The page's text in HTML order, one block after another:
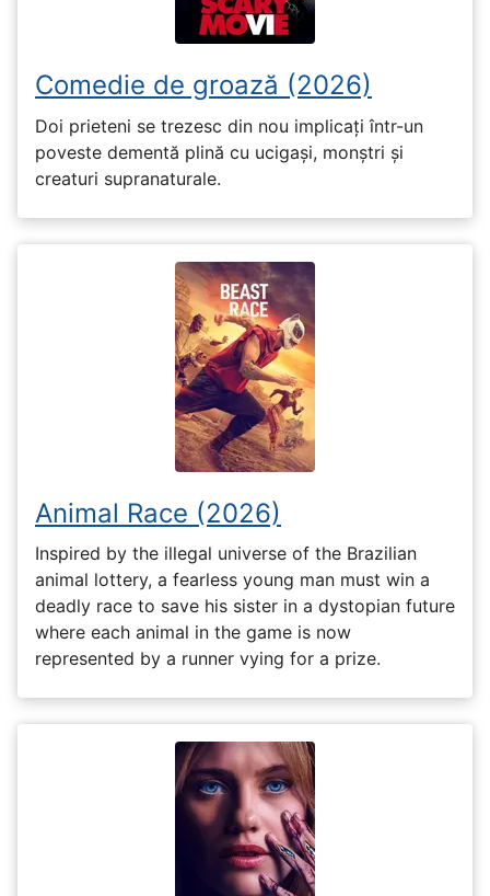
Comedie de groază (2026)
Doi prieteni se trezesc din nou implicați într-un
poveste dementă plină cu ucigași, monștri și
creaturi supranaturale.
Animal Race (2026)
Inspired by the illegal universe of the Brazilian
animal lottery, a fearless young man must win a
deadly race to save his sister in a dystopian future
where each animal in the game is now
represented by a runner vying for a prize.